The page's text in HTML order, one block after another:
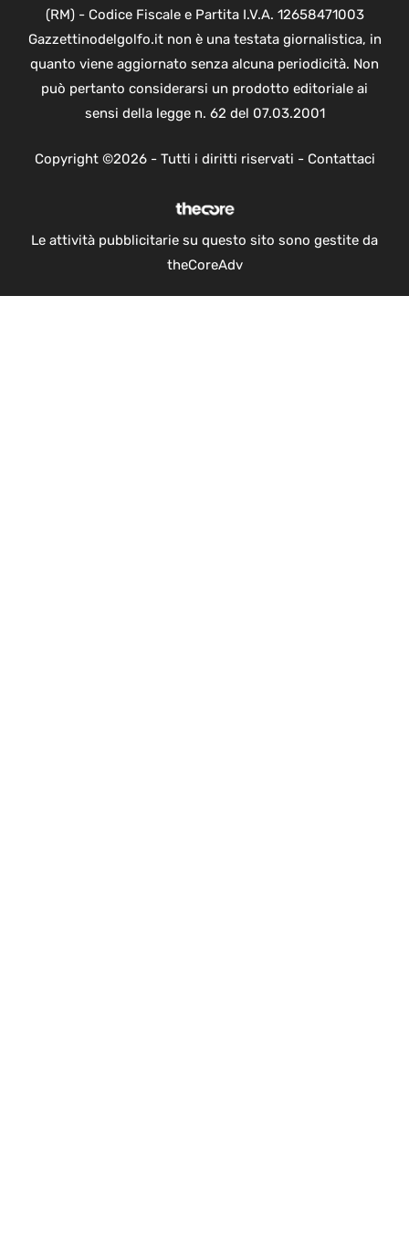
(RM) - Codice Fiscale e Partita I.V.A. 12658471003
Gazzettinodelgolfo.it non è una testata giornalistica, in
quanto viene aggiornato senza alcuna periodicità. Non
può pertanto considerarsi un prodotto editoriale ai
sensi della legge n. 62 del 07.03.2001
Copyright ©2026 - Tutti i diritti riservati - Contattaci
Le attività pubblicitarie su questo sito sono gestite da
theCoreAdv